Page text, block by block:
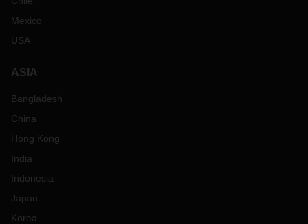
Mexico
USA
ASIA
Bangladesh
China
Hong Kong
India
Indonesia
Japan
Korea